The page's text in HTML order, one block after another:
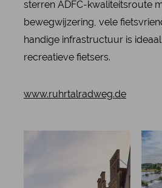
sterren ADFC-kwaliteitsroute
bewegwijzering, vele
handige infrastructuur is
recreatieve fietsers.
www.ruhrtalradweg.de